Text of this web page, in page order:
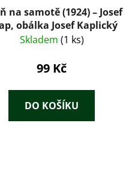
na samotě (1924) – Josef
obálka Josef Kaplický
Skladem (1 ks)
99 Kč
DO KOŠÍKU